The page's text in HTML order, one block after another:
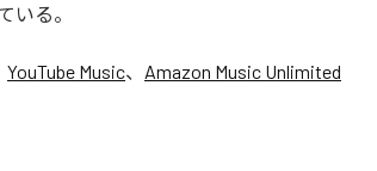
いる。
YouTube Music、 Amazon Music Unlimited